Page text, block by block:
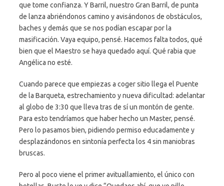
que tome confianza. Y Barril, nuestro Gran Barril, de punta
de lanza abriéndonos camino y avisándonos de obstáculos,
baches y demás que se nos podían escapar por la
masificación. Vaya equipo, pensé. Hacemos falta todos, qué
bien que el Maestro se haya quedado aquí. Qué rabia que
Angélica no esté.
Cuando parece que empiezas a coger sitio llega el Puente
de la Barqueta, estrechamiento y nueva dificultad: adelantar
al globo de 3:30 que lleva tras de sí un montón de gente.
Para esto tendríamos que haber hecho un Master, pensé.
Pero lo pasamos bien, pidiendo permiso educadamente y
desplazándonos en sintonía perfecta los 4 sin maniobras
bruscas.
Pero al poco viene el primer avituallamiento, el único con